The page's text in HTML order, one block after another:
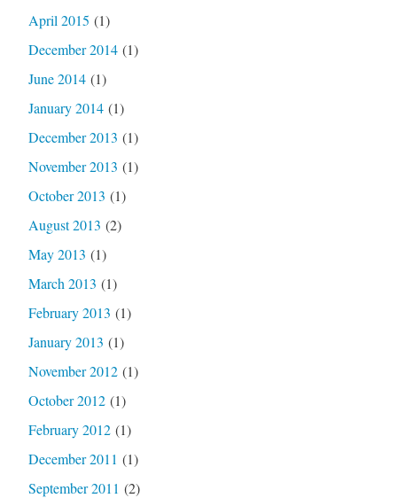
April 2015 (1)
December 2014(1)
June 2014(1)
January 2014(1)
December 2013 (1)
November 2013 (1)
October 2013 (1)
August 2013 (2)
May 2013 (1)
March 2013 (1)
February 2013 (1)
January 2013 (1)
November 2012(1)
October 2012(1)
February 2012(1)
December 2011 (1)
September 2011 (2)